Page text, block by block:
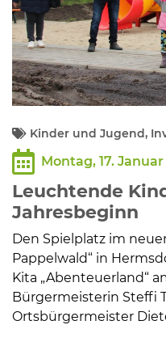
Kinder und Jugend,
Montag, 17. Januar
Leuchtende
Jahresbeginn
Den Spielplatz im
Pappelwald“ in
Kita „Abenteuerland“
Bürgermeisterin Steffi
Ortsbürgermeister